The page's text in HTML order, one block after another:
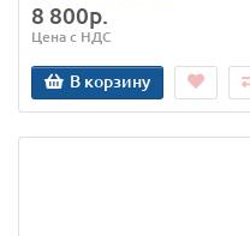
8 800р.
Цена с НДС
В корзину